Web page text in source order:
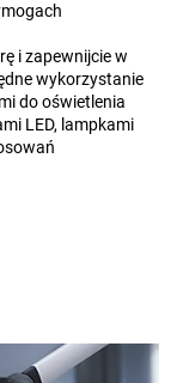
i zapewnijcie w
wykorzystanie
do oświetlenia
LED, lampkami